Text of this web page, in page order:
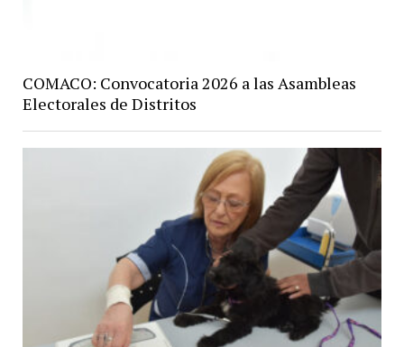
COMACO: Convocatoria 2026 a las Asambleas
Electorales de Distritos